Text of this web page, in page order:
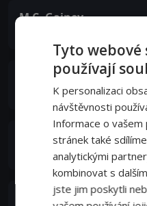
M.C. Gainey
LaChanze
Georgette
Delores Hall
Ornella
John Toles-Bey
Tyto
používají
K personalizaci
návštěvnosti
Informace o vašem
stránek také
analytickými
kombinovat s
jste jim poskytli